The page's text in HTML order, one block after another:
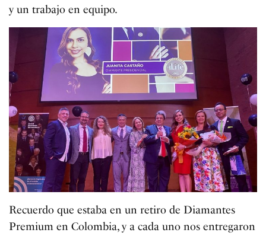
y un trabajo en equipo.
Recuerdo que estaba en un retiro de Diamantes
Premium en Colombia, y a cada uno nos entregaron